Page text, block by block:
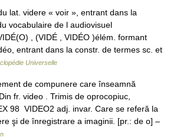
lat. videre « voir », entrant dans la
vocabulaire de l audiovisuel
, (VIDÉ , VIDÉO )élém. formant
entrant dans la constr. de termes sc. et
Universelle
de compunere care înseamnă
fr. video . Trimis de oprocopiuc,
98 VIDEO2 adj. invar. Care se referă la
şi de înregistrare a imaginii. [pr.: de o] –